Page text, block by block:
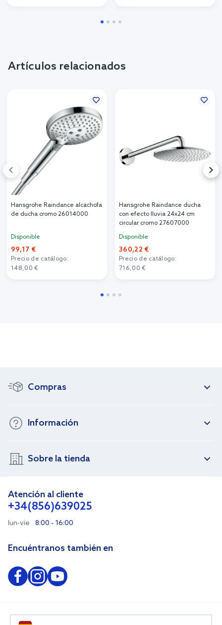
Artículos relacionados
Hansgrohe Raindance alcachofa
de ducha cromo 26014000
Disponible
99,17 €
Precio de catálogo:
148,00 €
Hansgrohe Raindance ducha
con efecto lluvia 24x24 cm
circular cromo 27607000
Disponible
360,22 €
Precio de catálogo:
716,00 €
Compras
Información
Sobre la tienda
Atención al cliente
+34(856)639025
lun-vie 8:00 - 16:00
Encuéntranos también en